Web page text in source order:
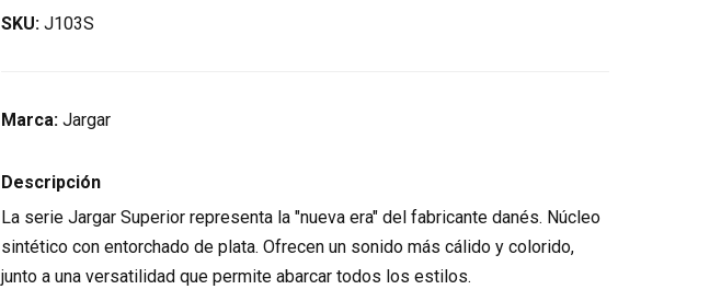
SKU: J103S
Marca: Jargar
Descripción
La serie Jargar Superior representa la "nueva era" del fabricante danés. Núcleo
sintético con entorchado de plata. Ofrecen un sonido más cálido y colorido,
junto a una versatilidad que permite abarcar todos los estilos.